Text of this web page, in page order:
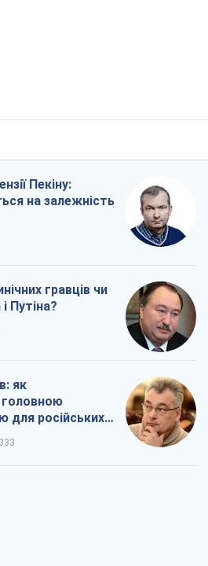
Пекіну:
на залежність
гравців чи
Путіна?
як
головною
для російських
333